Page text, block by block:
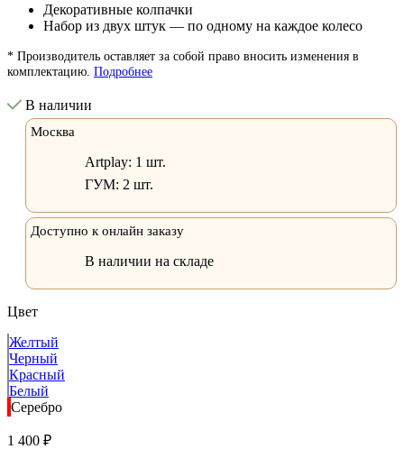
Декоративные колпачки
Набор из двух штук — по одному на каждое колесо
* Производитель оставляет за собой право вносить изменения в
комплектацию. Подробнее
В наличии
Москва
Artplay: 1 шт.
ГУМ: 2 шт.
Доступно к онлайн заказу
В наличии на складе
Цвет
Желтый
Черный
Красный
Белый
Серебро
1 400 ₽